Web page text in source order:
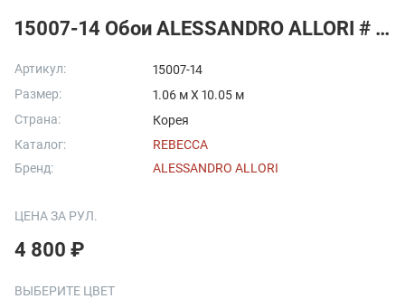
15007-14 Обои ALESSANDRO ALLORI # Rebecca
Артикул:
15007-14
Размер:
1.06 м X 10.05 м
Страна:
Корея
Каталог:
REBECCA
Бренд:
ALESSANDRO ALLORI
ЦЕНА ЗА РУЛ.
4 800 ₽
ВЫБЕРИТЕ ЦВЕТ